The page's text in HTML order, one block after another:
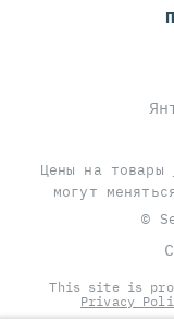
Цены на товары
могут
©
This site is
Privacy